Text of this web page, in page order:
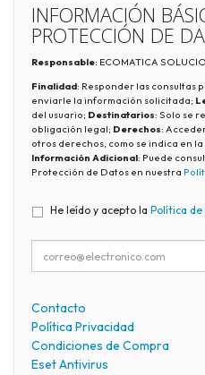
INFORMACIÓN
PROTECCIÓN DE
Responsable: ECOMATICA
Finalidad: Responder las consultas
enviarle la información solicitada;
del usuario; Destinatarios: Solo se
obligación legal; Derechos:
otros derechos, como se indica en
Información Adicional: Puede
Protección de Datos en nuestra
He leído y acepto la Política de
Contacto
Política Privacidad
Condiciones de Compra
Eset Antivirus